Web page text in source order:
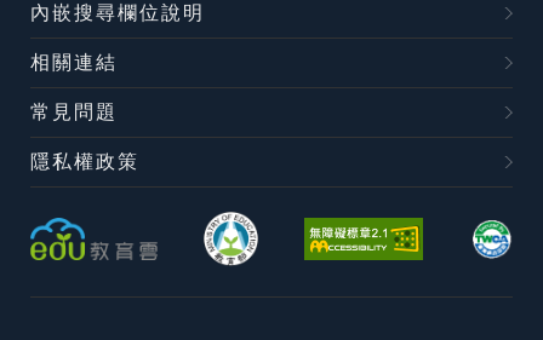
內嵌搜尋欄位說明
相關連結
常見問題
隱私權政策